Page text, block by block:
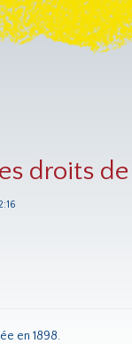
droits
en 1898.